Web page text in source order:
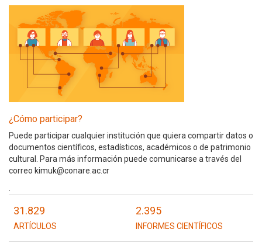
¿Cómo participar?
Puede participar cualquier institución que quiera compartir datos o
documentos científicos, estadísticos, académicos o de patrimonio
cultural. Para más información puede comunicarse a través del
correo kimuk@conare.ac.cr
31.829
ARTÍCULOS
2.395
INFORMES CIENTÍFICOS